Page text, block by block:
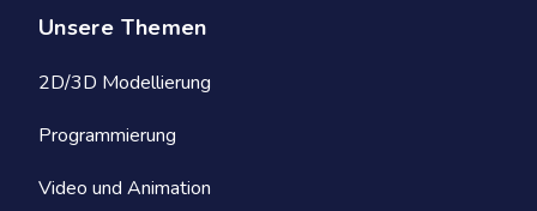
Unsere Themen
2D/3D Modellierung
Programmierung
Video und Animation